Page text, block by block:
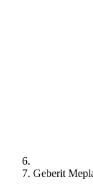
Geberit